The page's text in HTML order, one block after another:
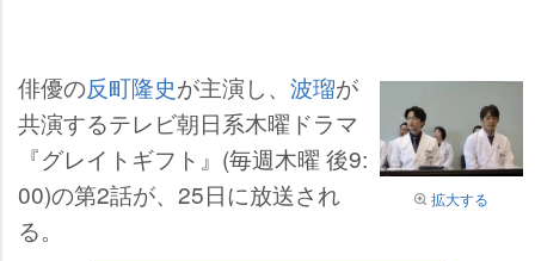
拡大する
俳優の反町隆史が主演し、 波瑠が
共演するテレビ朝日系木曜ドラマ
『グレイトギフト』(毎週木曜 後9:
00)の第2話が、25日に放送され
る。